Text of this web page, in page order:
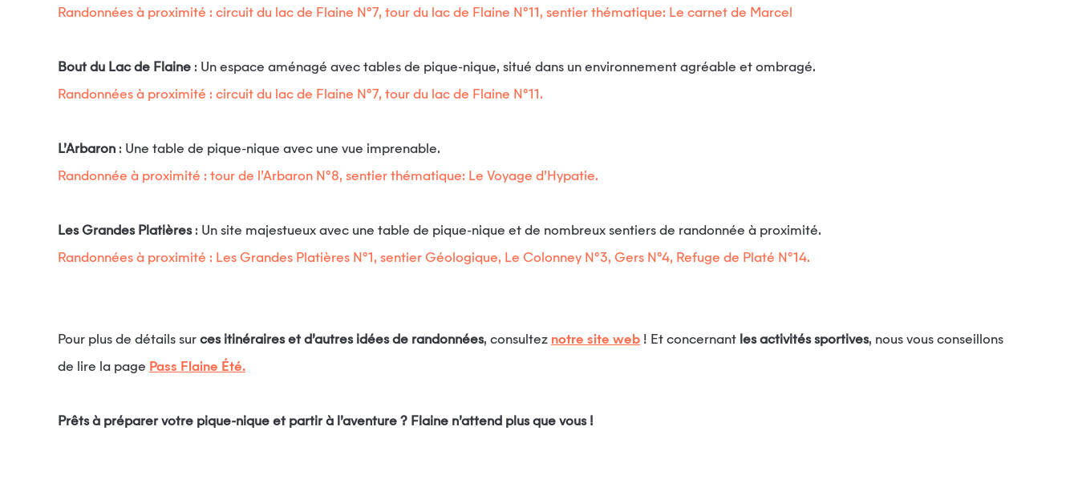
Randonnées à proximité : circuit du lac de Flaine N°7, tour du lac de Flaine N°11, sentier thématique: Le carnet de Marcel
Bout du Lac de Flaine : Un espace aménagé avec tables de pique-nique, situé dans un environnement agréable et ombragé.
Randonnées à proximité : circuit du lac de Flaine N°7, tour du lac de Flaine N°11.
L’Arbaron : Une table de pique-nique avec une vue imprenable.
Randonnée à proximité : tour de l’Arbaron N°8, sentier thématique: Le Voyage d’Hypatie.
Les Grandes Platières: Un site majestueux avec une table de pique-nique et de nombreux sentiers de randonnée à proximité.
Randonnées à proximité : Les Grandes Platières N°1, sentier Géologique, Le Colonney N°3, Gers N°4, Refuge de Platé N°14.
Pour plus de détails sur ces itinéraires et d’autres idées de randonnées, consultez notre site web ! Et concernant les activités sportives, nous vous conseillons
de lire la page Pass Flaine Été.
Prêts à préparer votre pique-nique et partir à l’aventure ? Flaine n’attend plus que vous !